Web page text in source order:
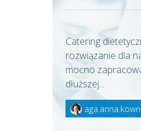
Catering
rozwiązanie dla
mocno
dłuższej...